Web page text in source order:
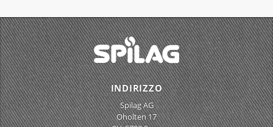
INDIRIZZO
Spilag AG
Oholten 17